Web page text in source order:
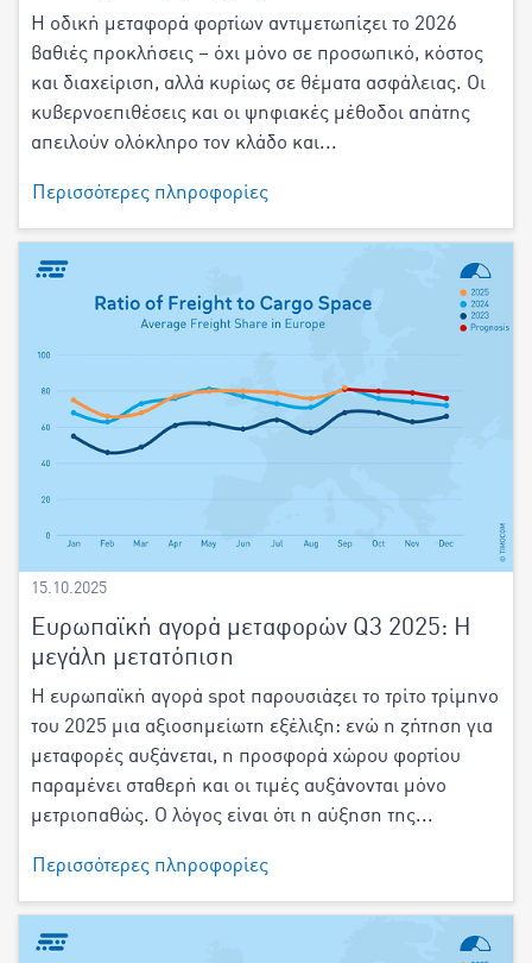
Η οδική μεταφορά φορτίων αντιμετωπίζει το 2026
βαθιές προκλήσεις – όχι μόνο σε προσωπικό, κόστος
και διαχείριση, αλλά κυρίως σε θέματα ασφάλειας. Οι
κυβερνοεπιθέσεις και οι ψηφιακές μέθοδοι απάτης
απειλούν ολόκληρο τον κλάδο και...
Περισσότερες πληροφορίες
15.10.2025
Ευρωπαϊκή αγορά μεταφορών Q3 2025: Η
μεγάλη μετατόπιση
Η ευρωπαϊκή αγορά spot παρουσιάζει το τρίτο τρίμηνο
του 2025 μια αξιοσημείωτη εξέλιξη: ενώ η ζήτηση για
μεταφορές αυξάνεται, η προσφορά χώρου φορτίου
παραμένει σταθερή και οι τιμές αυξάνονται μόνο
μετριοπαθώς. Ο λόγος είναι ότι η αύξηση της...
Περισσότερες πληροφορίες